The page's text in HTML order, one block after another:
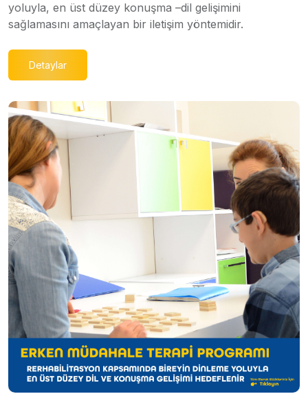
yoluyla, en üst düzey konuşma –dil gelişimini
sağlamasını amaçlayan bir iletişim yöntemidir.
Detaylar